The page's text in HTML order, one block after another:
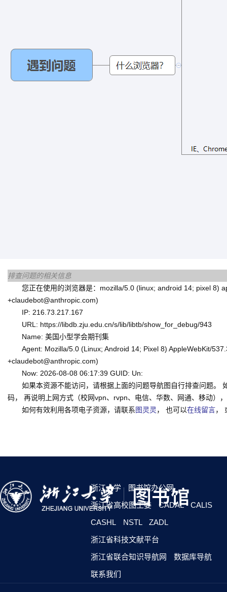
排查问题的相关信息
您正在使用的浏览器是：mozilla/5.0 (linux; android 14; pixel 8)
+claudebot@anthropic.com)
IP: 216.73.217.167
URL: https://libdb.zju.edu.cn/s/lib/libtb/show_for_debug/943
Name: 美国小型学会期刊集
Agent: Mozilla/5.0 (Linux; Android 14; Pixel 8) AppleWebKit/
+claudebot@anthropic.com)
Now: 2026-08-08 06:17:39 GUID: Un:
如果本资源不能访问，请根据上面的问题导航图自行排查问题。
码， 再说明上网方式（校网vpn、rvpn、电信、华数、网通、移动）
如何有效利用各项电子资源，请联系图灵灵 ， 也可以在线留言，
浙江大学
图书馆办公网
浙江省高校图工委
CADAL
CALIS
CASHL
NSTL
ZADL
浙江省科技文献平台
浙江省联合知识导航网
数据库导航
联系我们